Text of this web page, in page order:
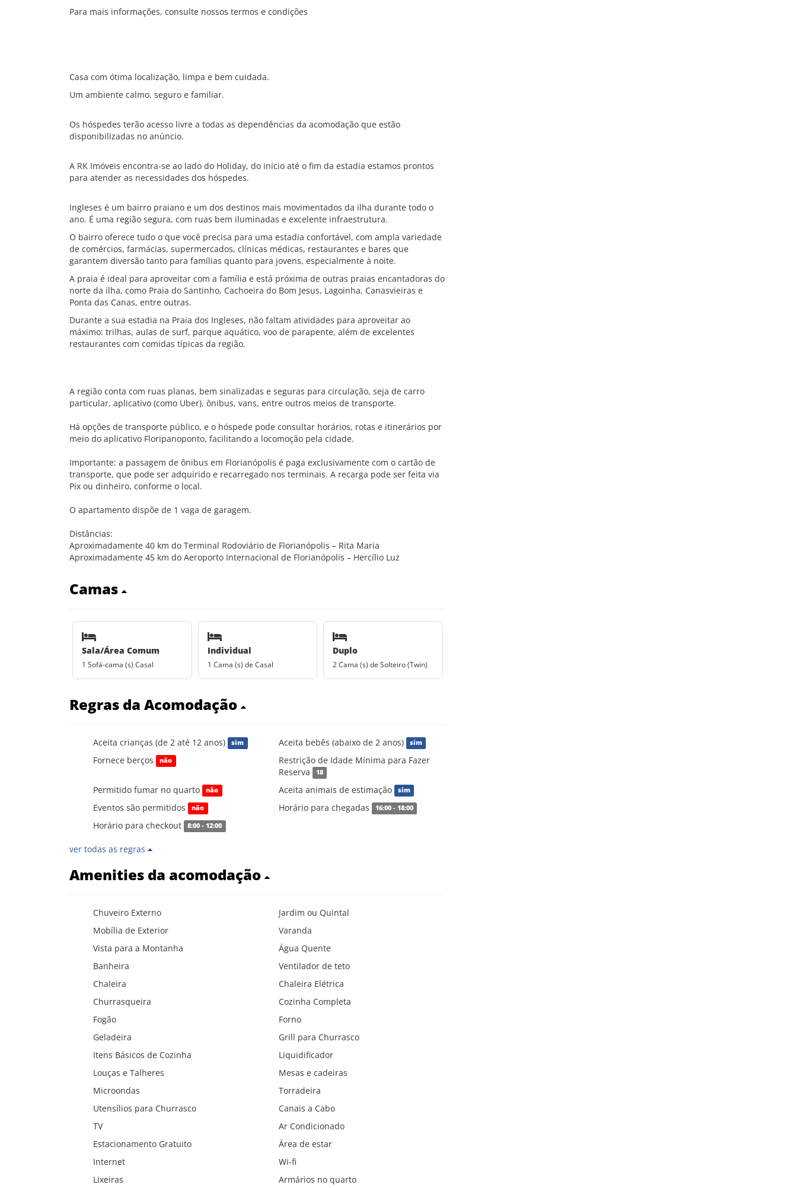
Para mais informações, consulte nossos termos e condições
Casa com ótima localização, limpa e bem cuidada.
Um ambiente calmo, seguro e familiar.
Os hóspedes terão acesso livre a todas as dependências da acomodação que estão
disponibilizadas no anúncio.
A RK Imóveis encontra-se ao lado do Holiday, do início até o fim da estadia estamos prontos
para atender as necessidades dos hóspedes.
Ingleses é um bairro praiano e um dos destinos mais movimentados da ilha durante todo o
ano. É uma região segura, com ruas bem iluminadas e excelente infraestrutura.
O bairro oferece tudo o que você precisa para uma estadia confortável, com ampla variedade
de comércios, farmácias, supermercados, clínicas médicas, restaurantes e bares que
garantem diversão tanto para famílias quanto para jovens, especialmente à noite.
A praia é ideal para aproveitar com a família e está próxima de outras praias encantadoras do
norte da ilha, como Praia do Santinho, Cachoeira do Bom Jesus, Lagoinha, Canasvieiras e
Ponta das Canas, entre outras.
Durante a sua estadia na Praia dos Ingleses, não faltam atividades para aproveitar ao
máximo: trilhas, aulas de surf, parque aquático, voo de parapente, além de excelentes
restaurantes com comidas típicas da região.
A região conta com ruas planas, bem sinalizadas e seguras para circulação, seja de carro
particular, aplicativo (como Uber), ônibus, vans, entre outros meios de transporte.
Há opções de transporte público, e o hóspede pode consultar horários, rotas e itinerários por
meio do aplicativo Floripanoponto, facilitando a locomoção pela cidade.
Importante: a passagem de ônibus em Florianópolis é paga exclusivamente com o cartão de
transporte, que pode ser adquirido e recarregado nos terminais. A recarga pode ser feita via
Pix ou dinheiro, conforme o local.
O apartamento dispõe de 1 vaga de garagem.
Distâncias:
Aproximadamente 40 km do Terminal Rodoviário de Florianópolis – Rita Maria
Aproximadamente 45 km do Aeroporto Internacional de Florianópolis – Hercílio Luz
Camas
Sala/Área Comum
1 Sofá-cama (s) Casal
Individual
1 Cama (s) de Casal
Duplo
2 Cama (s) de Solteiro (Twin)
Regras da Acomodação
Aceita crianças (de 2 até 12 anos) sim Aceita bebês (abaixo de 2 anos) sim
Fornece berços não
Restrição de Idade Mínima para Fazer
Reserva
18
Permitido fumar no quarto não Aceita animais de estimação sim
Eventos são permitidos não Horário para chegadas 16:00 - 18:00
Horário para checkout 8:00 - 12:00
ver todas as regras
Amenities da acomodação
Chuveiro Externo
Jardim ou Quintal
Mobília de Exterior
Varanda
Vista para a Montanha
Água Quente
Banheira
Ventilador de teto
Chaleira
Chaleira Elétrica
Churrasqueira
Cozinha Completa
Fogão
Forno
Geladeira
Grill para Churrasco
Itens Básicos de Cozinha
Liquidificador
Louças e Talheres
Mesas e cadeiras
Microondas
Torradeira
Utensílios para Churrasco
Canais a Cabo
TV
Ar Condicionado
Estacionamento Gratuito
Área de estar
Internet
Wi-fi
Lixeiras
Armários no quarto